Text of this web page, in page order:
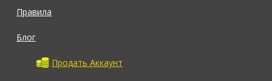
Правила
Блог
Продать Аккаунт